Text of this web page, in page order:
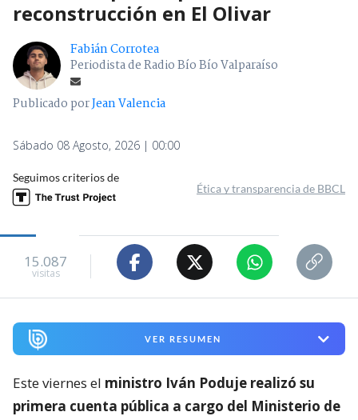
reconstrucción en El Olivar
Fabián Corrotea
Periodista de Radio Bío Bío Valparaíso
Publicado porJean Valencia
Sábado 08 Agosto, 2026 | 00:00
Seguimos criterios de
Ética y transparencia de BBCL
15.087
visitas
VER RESUMEN
Este viernes el ministro Iván Poduje realizó su
primera cuenta pública a cargo del Ministerio de